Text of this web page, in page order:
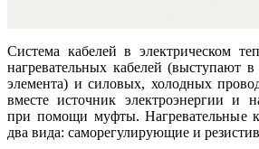
Система кабелей в электрическом
нагревательных кабелей (выступают в
элемента) и силовых, холодных
вместе источник электроэнергии и
при помощи муфты. Нагревательные
два вида: саморегулирующие и